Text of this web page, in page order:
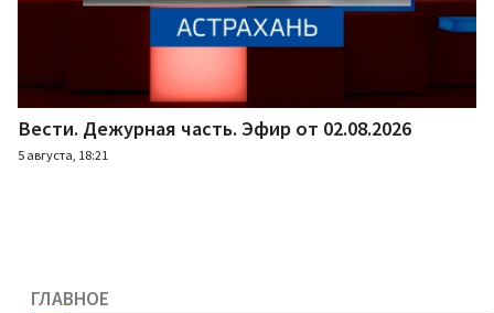
Вести. Дежурная часть. Эфир от 02.08.2026
5 августа, 18:21
ГЛАВНОЕ